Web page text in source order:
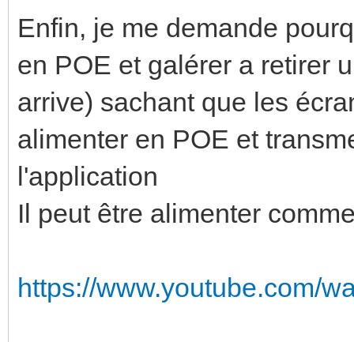
Enfin, je me demande
en POE et galérer a retirer
arrive) sachant que les
alimenter en POE et
l'application
Il peut être alimenter
https://www.youtube.com/